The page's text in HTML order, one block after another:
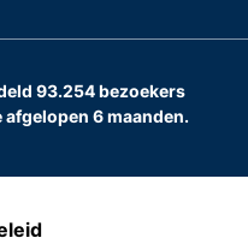
93.254 bezoekers
6 maanden.